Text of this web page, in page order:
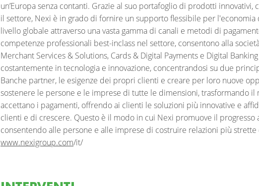
un’Europa senza contanti. Grazie al suo portafoglio di prodotti
il settore, Nexi è in grado di fornire un supporto flessibile per
livello globale attraverso una vasta gamma di canali e metodi di
competenze professionali best-inclass nel settore, consentono alla
Merchant Services & Solutions, Cards & Digital Payments e Digital
costantemente in tecnologia e innovazione, concentrandosi su due
Banche partner, le esigenze dei propri clienti e creare per loro nuove
sostenere le persone e le imprese di tutte le dimensioni, trasformando
accettano i pagamenti, offrendo ai clienti le soluzioni più innovative e
clienti e di crescere. Questo è il modo in cui Nexi promuove il
consentendo alle persone e alle imprese di costruire relazioni più strette
www.nexigroup.com/it/